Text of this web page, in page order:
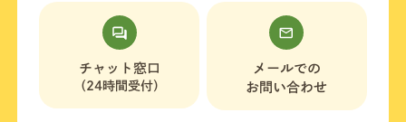
チャット窓口
（24時間受付）
メールでの
お問い合わせ